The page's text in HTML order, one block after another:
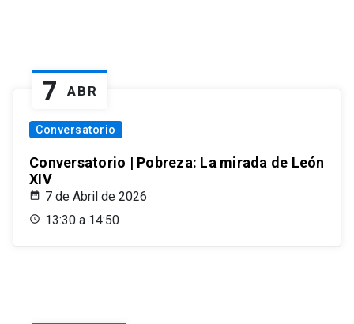
7 ABR
Conversatorio
Conversatorio | Pobreza: La mirada de León
XIV
7 de Abril de 2026
13:30 a 14:50